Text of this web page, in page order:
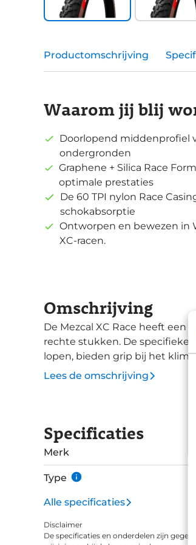
Productomschrijving
Waarom jij blij
Doorlopend middenprofiel
ondergronden
Graphene + Silica Race
optimale prestaties
De 60 TPI nylon Race
schokabsorptie
Ontworpen en bewezen in
XC-racen.
Omschrijving
De Mezcal XC Race heeft een
rechte stukken. De specifieke
lopen, bieden grip bij het
gladde ondergronden leveren
de band, de Graphene +
duurzaamheid. Deze
prestaties verwachten.
Mezcal XC Race een
meer grip, betere
Shield, een extra laag op de hiel, zorgt
van 29x2.25 (55-622) en een
lekbescherming en
Lees de omschrijving
Specificaties
Merk
Type
Alle specificaties
Disclaimer
De specificaties en onderdelen zijn